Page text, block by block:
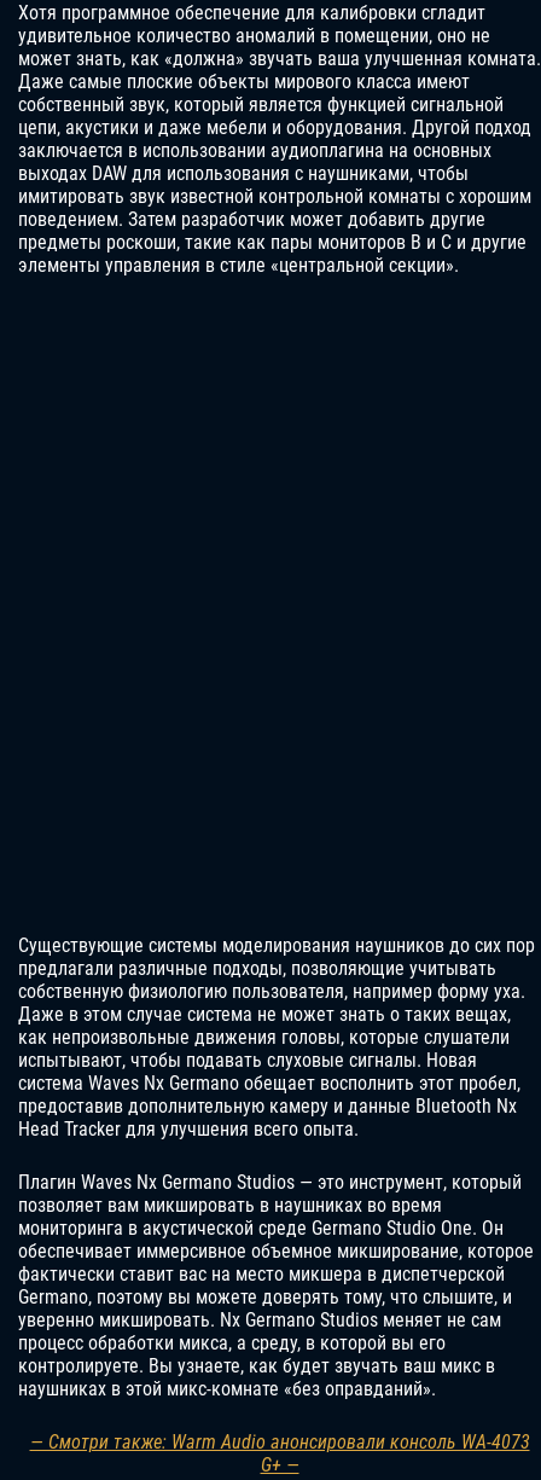
Хотя программное обеспечение для калибровки сгладит
удивительное количество аномалий в помещении, оно не
может знать, как «должна» звучать ваша улучшенная комната.
Даже самые плоские объекты мирового класса имеют
собственный звук, который является функцией сигнальной
цепи, акустики и даже мебели и оборудования. Другой подход
заключается в использовании аудиоплагина на основных
выходах DAW для использования с наушниками, чтобы
имитировать звук известной контрольной комнаты с хорошим
поведением. Затем разработчик может добавить другие
предметы роскоши, такие как пары мониторов B и C и другие
элементы управления в стиле «центральной секции».
Существующие системы моделирования наушников до сих пор
предлагали различные подходы, позволяющие учитывать
собственную физиологию пользователя, например форму уха.
Даже в этом случае система не может знать о таких вещах,
как непроизвольные движения головы, которые слушатели
испытывают, чтобы подавать слуховые сигналы. Новая
система Waves Nx Germano обещает восполнить этот пробел,
предоставив дополнительную камеру и данные Bluetooth Nx
Head Tracker для улучшения всего опыта.
Плагин Waves Nx Germano Studios — это инструмент, который
позволяет вам микшировать в наушниках во время
мониторинга в акустической среде Germano Studio One. Он
обеспечивает иммерсивное объемное микширование, которое
фактически ставит вас на место микшера в диспетчерской
Germano, поэтому вы можете доверять тому, что слышите, и
уверенно микшировать. Nx Germano Studios меняет не сам
процесс обработки микса, а среду, в которой вы его
контролируете. Вы узнаете, как будет звучать ваш микс в
наушниках в этой микс-комнате «без оправданий».
— Смотри также: Warm Audio анонсировали консоль WA-4073
G+ —